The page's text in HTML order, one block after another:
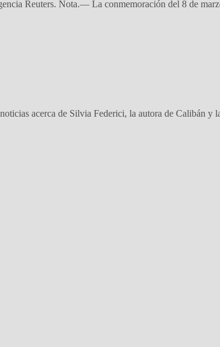
Reuters. Nota.— La conmemoración del 8 de
acerca de Silvia Federici, la autora de Calibán y